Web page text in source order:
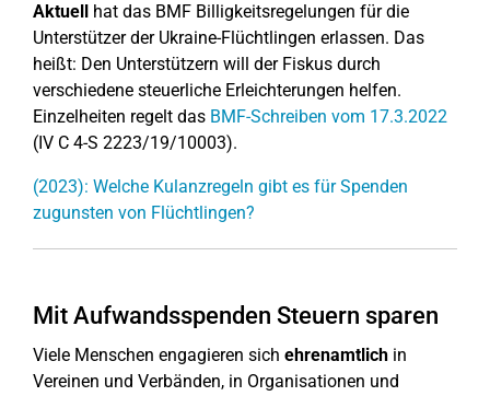
Aktuell hat das BMF Billigkeitsregelungen für die
Unterstützer der Ukraine-Flüchtlingen erlassen. Das
heißt: Den Unterstützern will der Fiskus durch
verschiedene steuerliche Erleichterungen helfen.
Einzelheiten regelt das BMF-Schreiben vom 17.3.2022
(IV C 4-S 2223/19/10003).
(2023): Welche Kulanzregeln gibt es für Spenden
zugunsten von Flüchtlingen?
Mit Aufwandsspenden Steuern sparen
Viele Menschen engagieren sich ehrenamtlich in
Vereinen und Verbänden, in Organisationen und